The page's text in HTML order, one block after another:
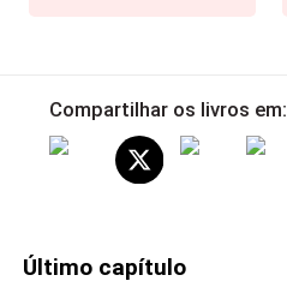
Compartilhar os livros em:
Último capítulo